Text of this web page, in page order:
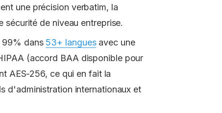
une précision verbatim, la
sécurité de niveau entreprise.
99% dans 53+ languesavec une
(accord BAA disponible pour
AES-256, ce qui en fait la
d'administration internationaux et